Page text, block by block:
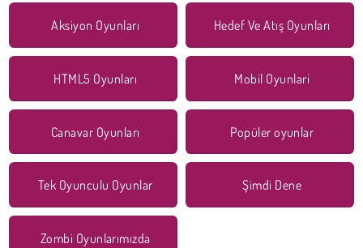
Aksiyon Oyunları Hedef Ve Atış Oyunları
HTML5 Oyunları Mobil Oyunlari
Canavar Oyunları Popüler oyunlar
Tek Oyunculu Oyunlar Şimdi Dene
Zombi Oyunlarımızda